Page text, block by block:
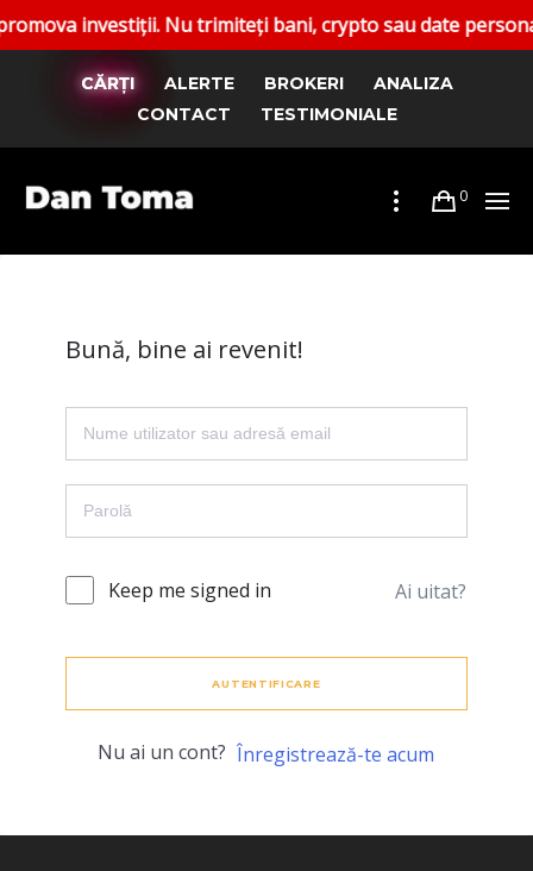
investiții. Nu trimiteți bani, crypto sau date
CĂRȚI ALERTE BROKERI
ANALIZA
CONTACT
TESTIMONIALE
0
Bună, bine ai revenit!
Keep me signed in Ai uitat?
AUTENTIFICARE
Nu ai un cont? Înregistrează-te acum